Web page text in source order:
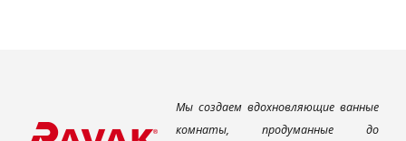
Мы создаем вдохновляющие ванные
комнаты, продуманные до